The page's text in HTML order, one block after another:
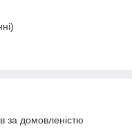
за домовленістю